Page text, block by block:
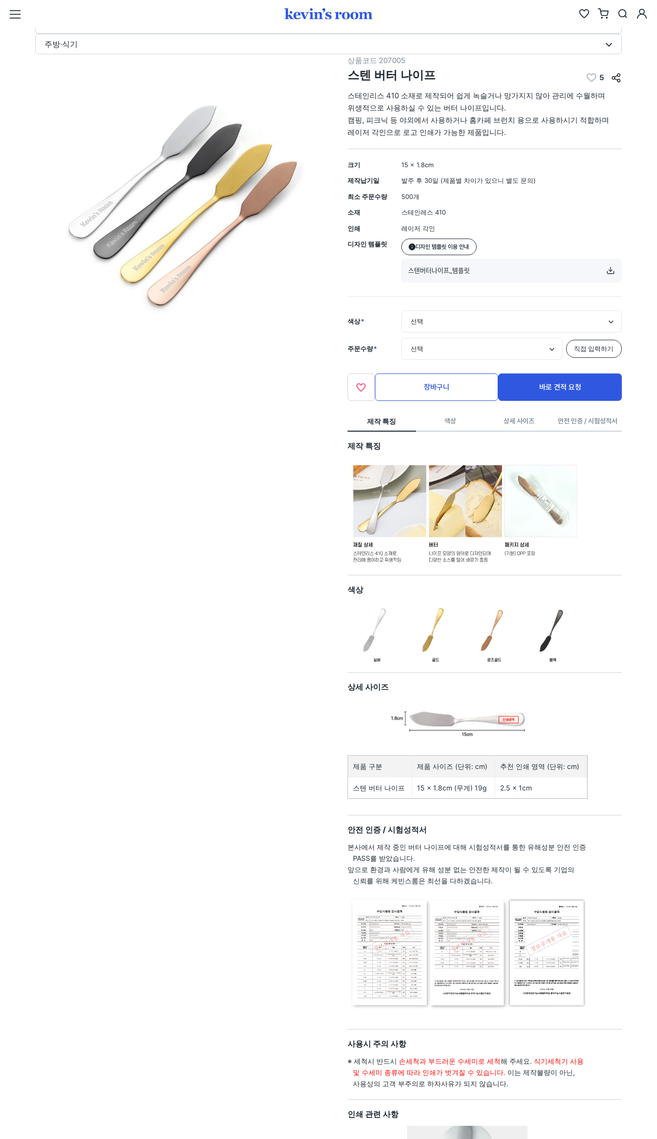
스텐 버터 나이프 커스텀 제작 · 주방·식기 판촉물 | 케빈스룸
검색
추천검색어
#물놀이 #풍선 #포트폴리오 #키캡키링 #인형
인기검색어
1
텀블러
5 패브릭류 new
10
주방·식기
상품코드 207005
스텐 버터 나이프 5
스테인리스 410 소재로 제작되어 쉽게 녹슬거나 망가지지 않아 관리에 수월하며
위생적으로 사용하실 수 있는 버터 나이프입니다.
캠핑, 피크닉 등 야외에서 사용하거나 홈카페 브런치 용으로 사용하시기 적합하며
레이저 각인으로 로고 인쇄가 가능한 제품입니다.
크기 15 × 1.8cm
제작납기일 발주 후 30일 (제품별 차이가 있으니 별도 문의)
최소 주문수량 500개
소재 스테인레스 410
인쇄 레이저 각인
디자인 템플릿 디자인 템플릿 이용 안내
스텐버터나이프_템플릿
색상* 선택
주문수량* 선택 직접 입력하기
장바구니 바로 견적 요청
제작 특징 색상 상세 사이즈 안전 인증 / 시험성적서
제작 특징
색상
상세 사이즈
제품 구분 제품 사이즈 (단위: cm) 추천 인쇄 영역 (단위: cm)
스텐 버터 나이프 15 × 1.8cm (무게) 19g 2.5 × 1cm
안전 인증 / 시험성적서
본사에서 제작 중인 버터 나이프에 대해 시험성적서를 통한 유해성분 안전 인증
PASS를 받았습니다.
앞으로 환경과 사람에게 유해 성분 없는 안전한 제작이 될 수 있도록 기업의
신뢰를 위해 케빈스룸은 최선을 다하겠습니다.
사용시 주의 사항
※ 세척시 반드시 손세척과 부드러운 수세미로 세척해 주세요. 식기세척기 사용
및 수세미 종류에 따라 인쇄가 벗겨질 수 있습니다. 이는 제작불량이 아닌,
사용상의 고객 부주의로 하자사유가 되지 않습니다.
인쇄 관련 사항